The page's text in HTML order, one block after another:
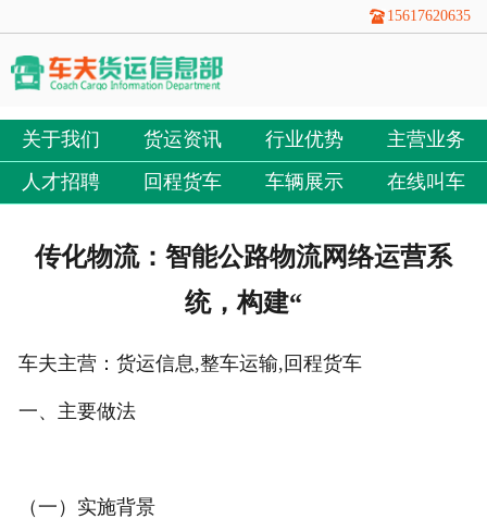
15617620635
关于我们 货运资讯 行业优势
主营业务
人才招聘
回程货车 车辆展示 在线叫车
传化物流：智能公路物流网络运营系
统，构建“
车夫主营：货运信息,整车运输,回程货车
一、主要做法
（一）实施背景